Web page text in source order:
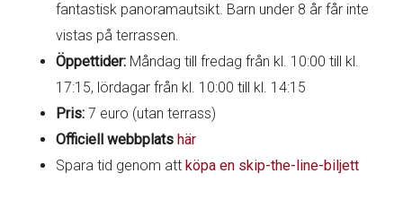
fantastisk panoramautsikt. Barn under 8 år får inte
vistas på terrassen.
Öppettider: Måndag till fredag från kl. 10:00 till kl.
17:15, lördagar från kl. 10:00 till kl. 14:15
Pris: 7 euro (utan terrass)
Officiell webbplats här
Spara tid genom att köpa en skip-the-line-biljett